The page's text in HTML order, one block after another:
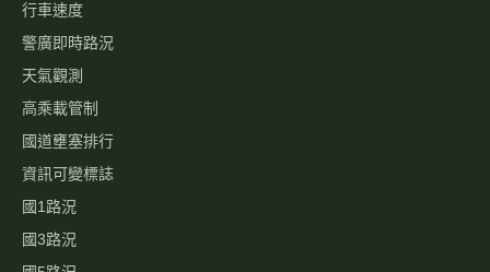
國道與快速公路即時影像、路況，以及國道事故影像資料庫，提供
您出行規劃參考。
本站為民間自發製作，與高速公路局及 1968 專線無關。
即時資訊
即時影像
即時路況地圖